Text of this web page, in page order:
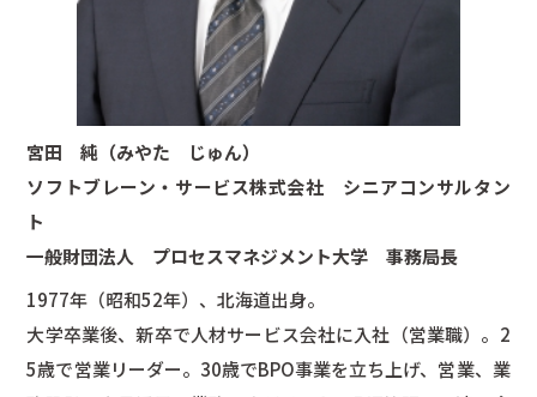
宮田 純（みやた じゅん）
ソフトブレーン・サービス株式会社 シニアコンサルタン
ト
一般財団法人 プロセスマネジメント大学 事務局長
1977年（昭和52年）、北海道出身。
大学卒業後、新卒で人材サービス会社に入社（営業職）。2
5歳で営業リーダー。30歳でBPO事業を立ち上げ、営業、業